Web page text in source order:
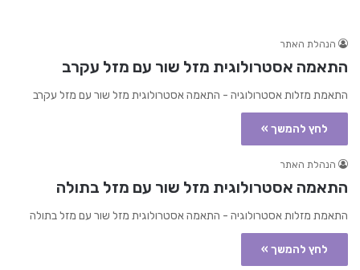
הנהלת האתר
התאמה אסטרולוגית מזל שור עם מזל עקרב
התאמת מזלות אסטרולוגיה - התאמה אסטרולוגית מזל שור עם מזל עקרב
לחץ להמשך »
הנהלת האתר
התאמה אסטרולוגית מזל שור עם מזל בתולה
התאמת מזלות אסטרולוגיה - התאמה אסטרולוגית מזל שור עם מזל בתולה
לחץ להמשך »